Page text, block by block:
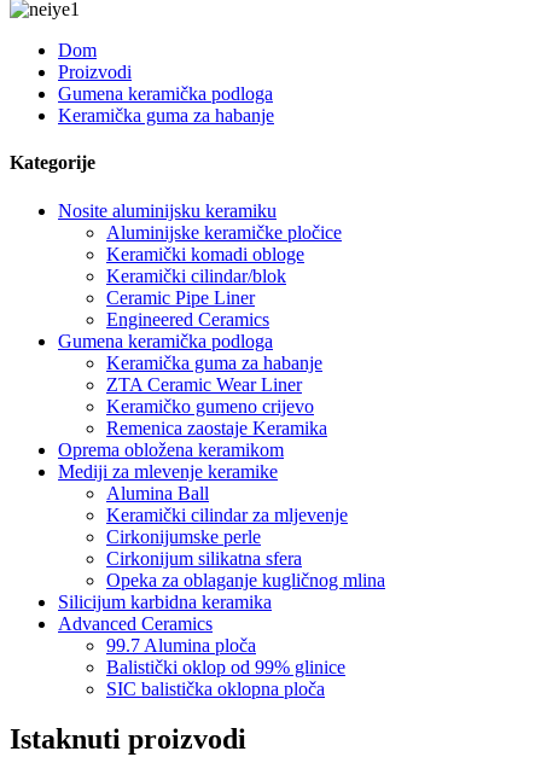
Dom
Proizvodi
Gumena keramička podloga
Keramička guma za habanje
Kategorije
Nosite aluminijsku keramiku
Aluminijske keramičke pločice
Keramički komadi obloge
Keramički cilindar/blok
Ceramic Pipe Liner
Engineered Ceramics
Gumena keramička podloga
Keramička guma za habanje
ZTA Ceramic Wear Liner
Keramičko gumeno crijevo
Remenica zaostaje Keramika
Oprema obložena keramikom
Mediji za mlevenje keramike
Alumina Ball
Keramički cilindar za mljevenje
Cirkonijumske perle
Cirkonijum silikatna sfera
Opeka za oblaganje kugličnog mlina
Silicijum karbidna keramika
Advanced Ceramics
99.7 Alumina ploča
Balistički oklop od 99% glinice
SIC balistička oklopna ploča
Istaknuti proizvodi